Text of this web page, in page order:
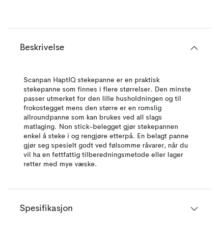
Beskrivelse
Scanpan HaptIQ stekepanne er en praktisk
stekepanne som finnes i flere størrelser. Den minste
passer utmerket for den lille husholdningen og til
frokostegget mens den større er en romslig
allroundpanne som kan brukes ved all slags
matlaging. Non stick-belegget gjør stekepannen
enkel å steke i og rengjøre etterpå. En belagt panne
gjør seg spesielt godt ved følsomme råvarer, når du
vil ha en fettfattig tilberedningsmetode eller lager
retter med mye væske.
Spesifikasjon